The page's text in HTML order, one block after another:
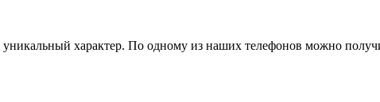
характер. По одному из наших телефонов можно